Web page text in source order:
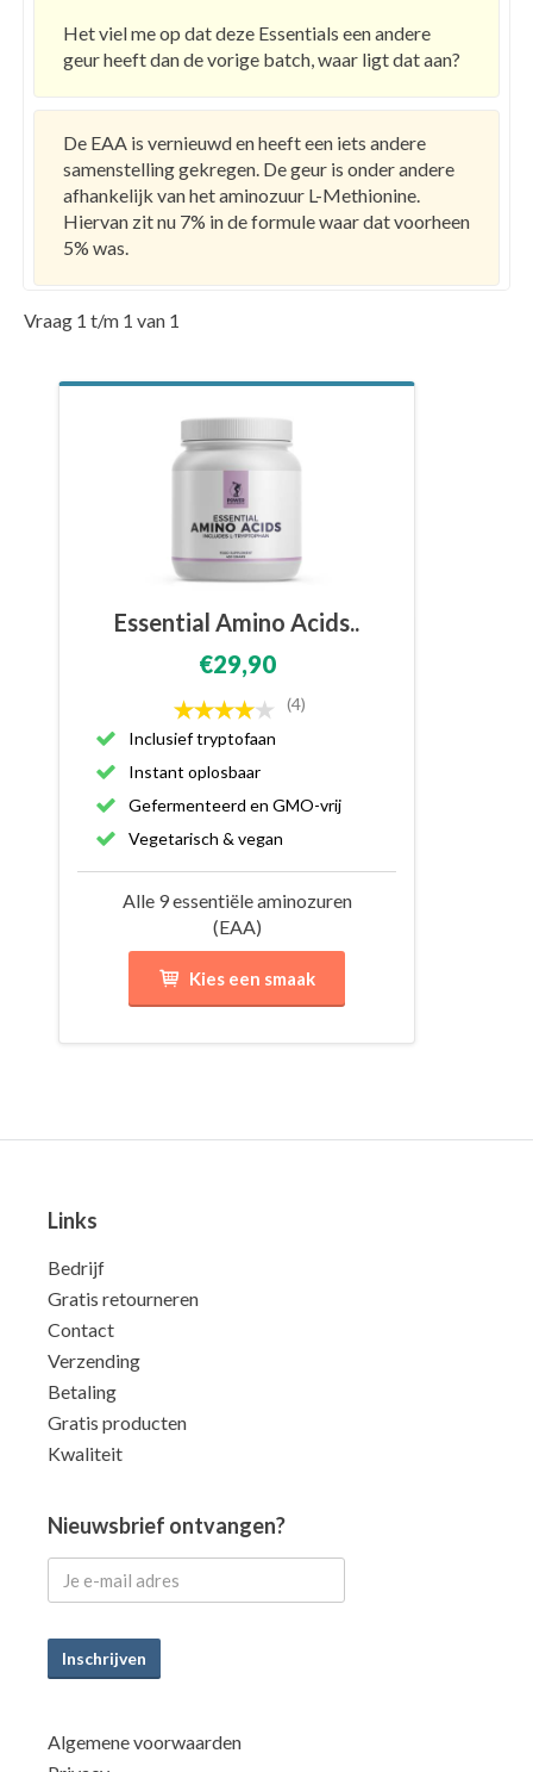
Het viel me op dat deze Essentials een andere
geur heeft dan de vorige batch, waar ligt dat aan?
De EAA is vernieuwd en heeft een iets andere
samenstelling gekregen. De geur is onder andere
afhankelijk van het aminozuur L-Methionine.
Hiervan zit nu 7% in de formule waar dat voorheen
5% was.
Vraag 1 t/m 1 van 1
Essential Amino Acids..
€29,90
(4)
Inclusief tryptofaan
Instant oplosbaar
Gefermenteerd en GMO-vrij
Vegetarisch & vegan
Alle 9 essentiële aminozuren
(EAA)
Kies een smaak
Links
Bedrijf
Gratis retourneren
Contact
Verzending
Betaling
Gratis producten
Kwaliteit
Nieuwsbrief ontvangen?
Inschrijven
Algemene voorwaarden